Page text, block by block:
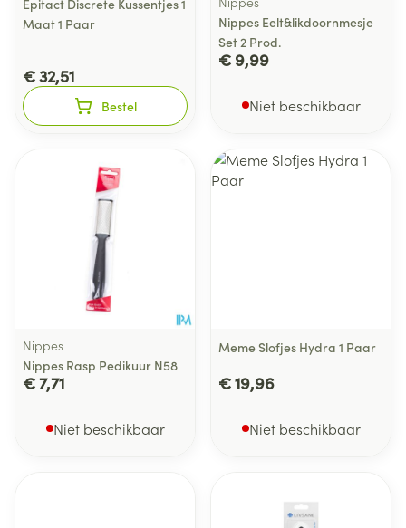
Epitact Discrete Kussentjes 1
Maat 1 Paar
€ 32,51
Bestel
Nippes Eelt&likdoornmesje
Set 2 Prod.
€ 9,99
Niet beschikbaar
Nippes
Nippes Rasp Pedikuur N58
€ 7,71
Niet beschikbaar
Meme Slofjes Hydra 1 Paar
€ 19,96
Niet beschikbaar